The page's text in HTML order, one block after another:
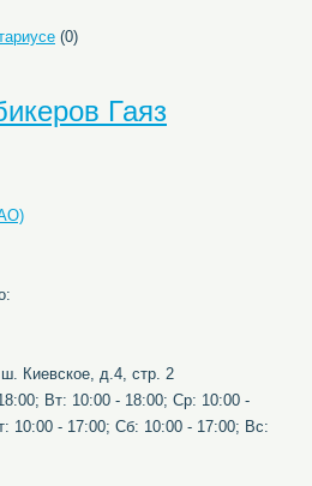
(0)
Гаяз
Киевское, д.4, стр. 2
Вт: 10:00 - 18:00; Ср: 10:00 -
10:00 - 17:00; Сб: 10:00 - 17:00; Вс: